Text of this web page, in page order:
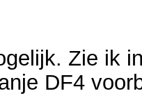
Zie ik
DF4